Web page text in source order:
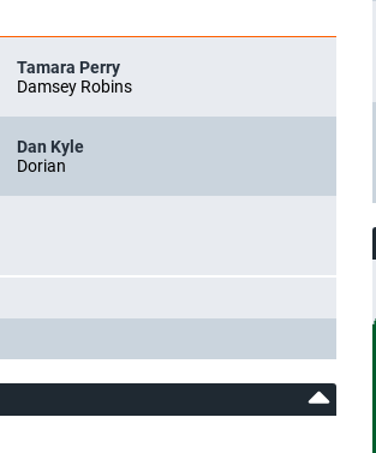
Tamara Perry
Damsey Robins
Dan Kyle
Dorian